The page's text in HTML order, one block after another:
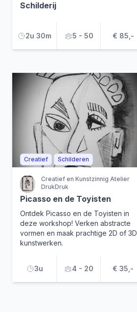
Schilderij
2u 30m 5 - 50 € 85,-
Creatief Schilderen
Creatief en Kunstzinnig Atelier
DrukDruk
Picasso en de Toyisten
Ontdek Picasso en de Toyisten in
deze workshop! Verken abstracte
vormen en maak prachtige 2D of 3D
kunstwerken.
3u 4 - 20 € 35,-